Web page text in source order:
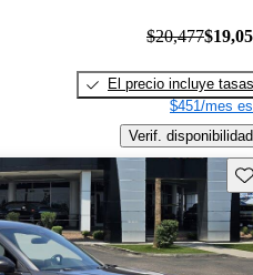
$20,477
El precio incluye tasas
$451/mes
Verif. disponibilidad